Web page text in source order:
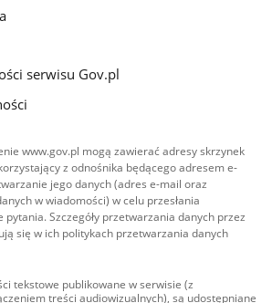
serwisu Gov.pl
www.gov.pl mogą zawierać adresy skrzynek
z odnośnika będącego adresem e-
jego danych (adres e-mail oraz
w wiadomości) w celu przesłania
pytania. Szczegóły przetwarzania danych przez
się w ich politykach przetwarzania danych
tekstowe publikowane w serwisie (z
treści audiowizualnych), są udostępniane